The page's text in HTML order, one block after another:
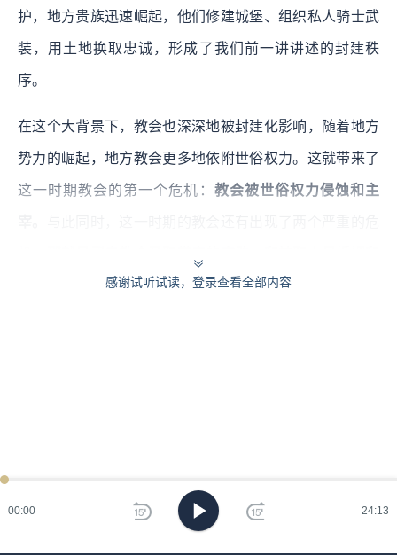
00:00 24:13
护，地方贵族迅速崛起，他们修建城堡、组织私人骑士武
装，用土地换取忠诚，形成了我们前一讲讲述的封建秩
序。
在这个大背景下，教会也深深地被封建化影响，随着地方
势力的崛起，地方教会更多地依附世俗权力。这就带来了
这一时期教会的第一个危机： 教会被世俗权力侵蚀和主
如果大家听着这些名词有些陌生，也没关系，我
但总体上二者还保持一定界限。
感谢试听试读，登录查看全部内容